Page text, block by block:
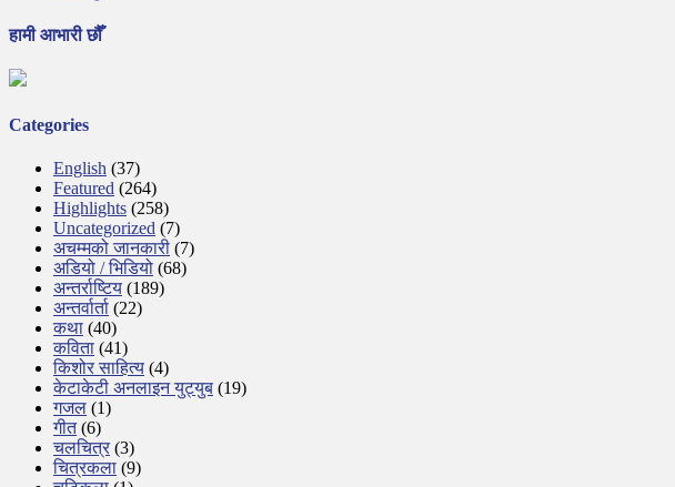
हामी आभारी छौँ
Categories
English (37)
Featured (264)
Highlights (258)
Uncategorized (7)
अचम्मको जानकारी (7)
अडियो / भिडियो (68)
अन्तर्राष्टिय (189)
अन्तर्वार्ता (22)
कथा (40)
कविता (41)
किशोर साहित्य (4)
केटाकेटी अनलाइन युट्युब (19)
गजल (1)
गीत(6)
चलचित्र (3)
चित्रकला (9)